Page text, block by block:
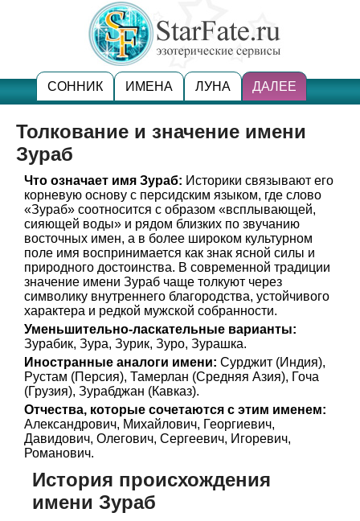
СОННИК ИМЕНА ЛУНА ДАЛЕЕ
Толкование и значение имени
Зураб
Что означает имя Зураб: Историки связывают его
корневую основу с персидским языком, где слово
«Зураб» соотносится с образом «всплывающей,
сияющей воды» и рядом близких по звучанию
восточных имен, а в более широком культурном
поле имя воспринимается как знак ясной силы и
природного достоинства. В современной традиции
значение имени Зураб чаще толкуют через
символику внутреннего благородства, устойчивого
характера и редкой мужской собранности.
Уменьшительно-ласкательные варианты:
Зурабик, Зура, Зурик, Зуро, Зурашка.
Иностранные аналоги имени: Сурджит (Индия),
Рустам (Персия), Тамерлан (Средняя Азия), Гоча
(Грузия), Зурабджан (Кавказ).
Отчества, которые сочетаются с этим именем:
Александрович, Михайлович, Георгиевич,
Давидович, Олегович, Сергеевич, Игоревич,
Романович.
История происхождения
имени Зураб